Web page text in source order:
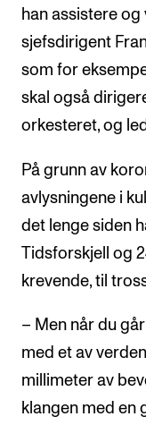
han assistere
sjefsdirigent
som for
skal også
orkesteret, og
På grunn av
avlysningene i
det lenge siden
Tidsforskjell og
krevende, til
– Men når du
med et av
millimeter av
klangen med en